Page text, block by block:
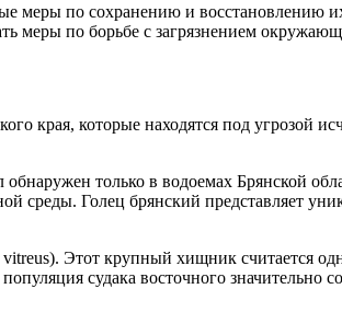
меры по сохранению и восстановлению
меры по борьбе с загрязнением
края, которые находятся под угрозой
только в водоемах Брянской
среды. Голец брянский представляет
vitreus). Этот крупный хищник считается
судака восточного значительно